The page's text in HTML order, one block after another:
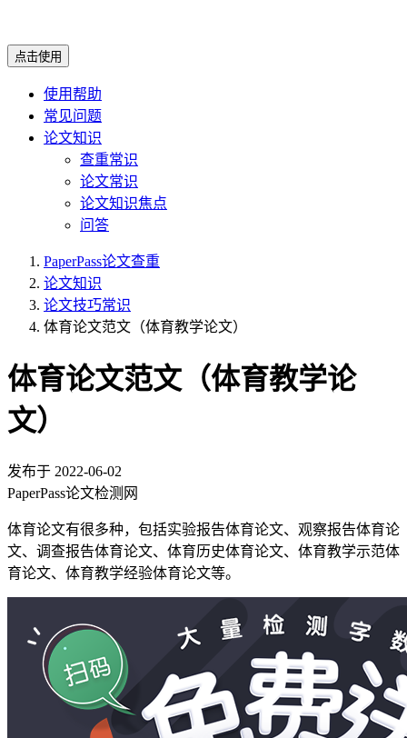
点击使用
使用帮助
常见问题
论文知识
查重常识
论文常识
论文知识焦点
问答
PaperPass论文查重
论文知识
论文技巧常识
体育论文范文（体育教学论文）
体育论文范文（体育教学论
文）
发布于 2022-06-02
PaperPass论文检测网
体育论文有很多种，包括实验报告体育论文、观察报告体育论
文、调查报告体育论文、体育历史体育论文、体育教学示范体
育论文、体育教学经验体育论文等。